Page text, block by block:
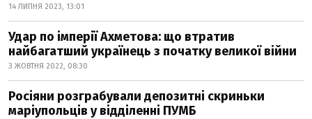
14 ЛИПНЯ 2023, 13:01
Удар по імперії Ахметова: що втратив
найбагатший українець з початку великої війни
3 ЖОВТНЯ 2022, 08:30
Росіяни розграбували депозитні скриньки
маріупольців у відділенні ПУМБ